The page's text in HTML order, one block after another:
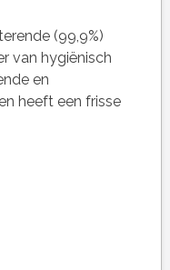
(99,9%)
van hygiënisch
en
heeft een frisse